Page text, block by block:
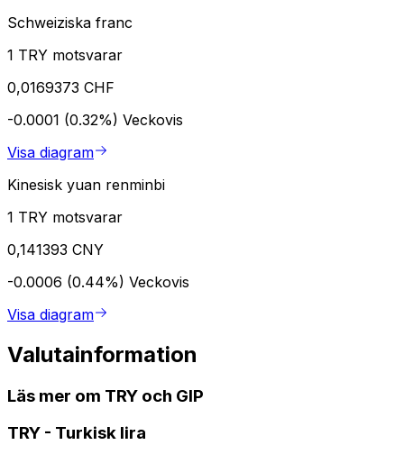
Schweiziska franc
1 TRY motsvarar
0,0169373 CHF
-0.0001 (0.32%) Veckovis
Visa diagram
Kinesisk yuan renminbi
1 TRY motsvarar
0,141393 CNY
-0.0006 (0.44%) Veckovis
Visa diagram
Valutainformation
Läs mer om TRY och GIP
TRY - Turkisk lira